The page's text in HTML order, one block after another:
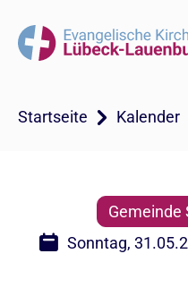
Startseite Kalender
Gemeinde
Sonntag,